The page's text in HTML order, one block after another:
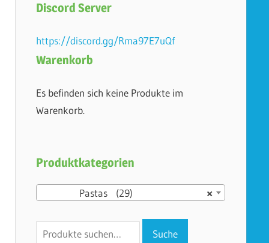
Discord Server
https://discord.gg/Rma97E7uQf
Warenkorb
Es befinden sich keine Produkte im
Warenkorb.
Produktkategorien
×
Pastas (29)
Suche